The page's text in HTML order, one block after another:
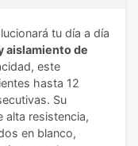
tu día a día
aislamiento de
este
hasta 12
Su
alta resistencia,
en blanco,